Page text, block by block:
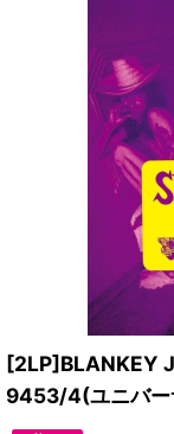
[2LP]BLANKEY
9453/4(ユニバー